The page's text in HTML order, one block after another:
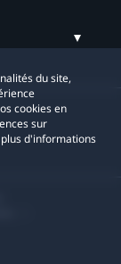
du site,
cookies en
sur
d'informations